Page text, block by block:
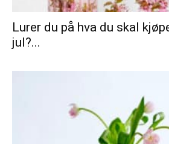
Lurer du på hva du skal
jul?...